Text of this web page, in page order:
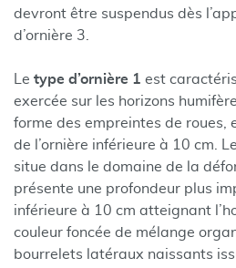
devront être suspendus dès
d’ornière 3.
Le type d’ornière 1 est
exercée sur les horizons
forme des empreintes de roues,
de l’ornière inférieure à 10 cm. Le
situe dans le domaine de la
présente une profondeur plus
inférieure à 10 cm atteignant
couleur foncée de mélange
bourrelets latéraux naissants